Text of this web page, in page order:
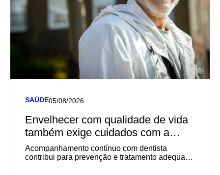
SAÚDE05/08/2026
Envelhecer com qualidade de vida
também exige cuidados com a
saúde bucal
Acompanhamento contínuo com dentista
contribui para prevenção e tratamento adequado